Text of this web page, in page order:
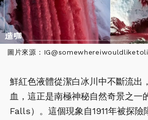
圖片來源：
鮮紅色液體從潔白冰川中不斷流出
血，這正是南極神秘自然奇景之一
Falls）。這個現象自1911年被探險